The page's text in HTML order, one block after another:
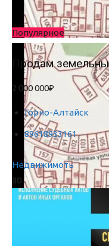
Популярное
Продам
2 000 000₽
Горно-Алтайск
89618933161
Недвижимоть
80